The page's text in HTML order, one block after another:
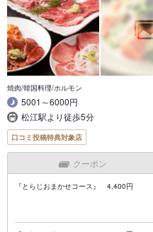
焼肉/韓国料理/ホルモン
5001～6000円
松江駅より徒歩5分
口コミ投稿特典対象店
クーポン
『とらじおまかせコース』 4,400円